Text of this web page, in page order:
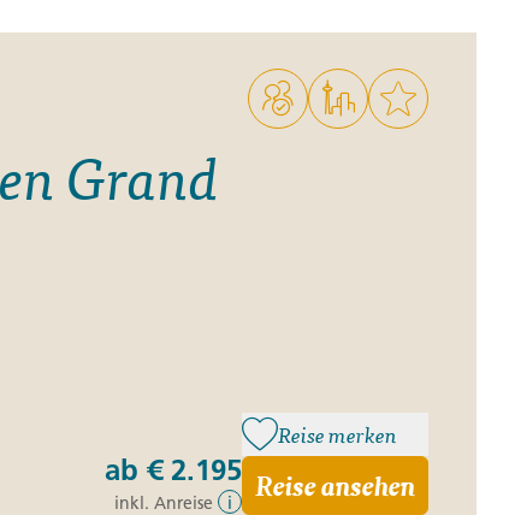
Zypern
+49 (0) 431 5446-0 Reisefinder öffnen
Beratung+49 (0) 431 5446-0
Grand
ab € 2.195
inkl. Anreise i
Reise merken
Reise ansehen